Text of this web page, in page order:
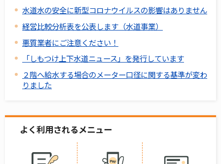
水道水の安全に新型コロナウイルスの影響はありません
経営比較分析表を公表します（水道事業）
悪質業者にご注意ください！
「しもつけ上下水道ニュース」を発行しています
２階へ給水する場合のメーター口径に関する基準が変わ
りました
よく利用されるメニュー